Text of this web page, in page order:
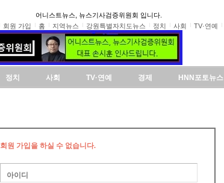
어니스트뉴스, 뉴스기사검증위원회 입니다.
회원 가입 홈 지역뉴스 강원특별자치도뉴스 정치 사회 TV·연예
정치 사회 TV·연예 경제 HNN포토뉴스
회원 가입을 하실 수 없습니다.